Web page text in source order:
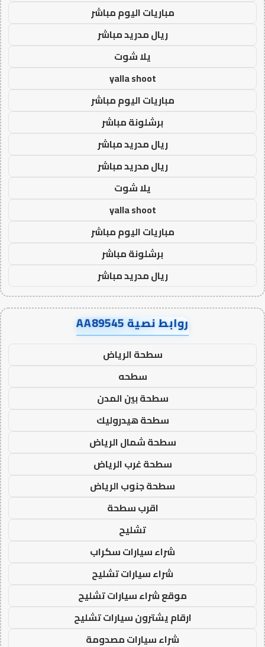
مباريات اليوم مباشر
ريال مدريد مباشر
يلا شوت
yalla shoot
مباريات اليوم مباشر
برشلونة مباشر
ريال مدريد مباشر
ريال مدريد مباشر
يلا شوت
yalla shoot
مباريات اليوم مباشر
برشلونة مباشر
ريال مدريد مباشر
روابط نصية AA89545
سطحة الرياض
سطحه
سطحة بين المدن
سطحة هيدروليك
سطحة شمال الرياض
سطحة غرب الرياض
سطحة جنوب الرياض
اقرب سطحة
تشليح
شراء سيارات سكراب
شراء سيارات تشليح
موقع شراء سيارات تشليح
ارقام يشترون سيارات تشليح
شراء سيارات مصدومة